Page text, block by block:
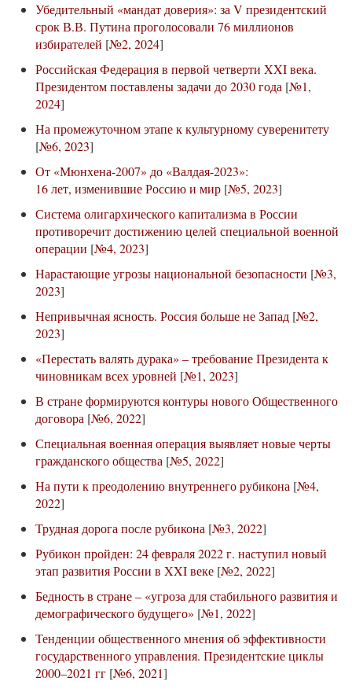
Убедительный «мандат доверия»: за V президентский
срок В.В. Путина проголосовали 76 миллионов
избирателей [№2, 2024]
Российская Федерация в первой четверти XXI века.
Президентом поставлены задачи до 2030 года [№1,
2024]
На промежуточном этапе к культурному суверенитету
[№6, 2023]
От «Мюнхена-2007» до «Валдая-2023»:
16 лет, изменившие Россию и мир [№5, 2023]
Система олигархического капитализма в России
противоречит достижению целей специальной военной
операции [№4, 2023]
Нарастающие угрозы национальной безопасности [№3,
2023]
Непривычная ясность. Россия больше не Запад [№2,
2023]
«Перестать валять дурака» – требование Президента к
чиновникам всех уровней [№1, 2023]
В стране формируются контуры нового Общественного
договора [№6, 2022]
Специальная военная операция выявляет новые черты
гражданского общества [№5, 2022]
На пути к преодолению внутреннего рубикона [№4,
2022]
Трудная дорога после рубикона [№3, 2022]
Рубикон пройден: 24 февраля 2022 г. наступил новый
этап развития России в XXI веке [№2, 2022]
Бедность в стране – «угроза для стабильного развития и
демографического будущего» [№1, 2022]
Тенденции общественного мнения об эффективности
государственного управления. Президентские циклы
2000–2021 гг [№6, 2021]